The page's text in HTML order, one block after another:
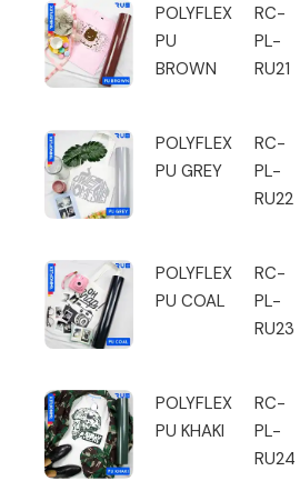
POLYFLEX
PU
BROWN
RC-
PL-
RU21
POLYFLEX
PU GREY
RC-
PL-
RU22
POLYFLEX
PU COAL
RC-
PL-
RU23
POLYFLEX
PU KHAKI
RC-
PL-
RU24